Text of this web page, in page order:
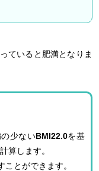
ていると肥満となりま
少ないBMI22.0を基
算します。
とができます。